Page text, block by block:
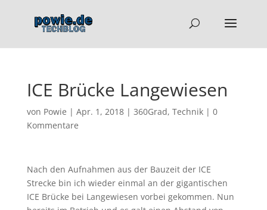
ICE Brücke Langewiesen
von Powie | Apr. 1, 2018| 360Grad, Technik| 0
Kommentare
Nach den Aufnahmen aus der Bauzeit der ICE
Strecke bin ich wieder einmal an der gigantischen
ICE Brücke bei Langewiesen vorbei gekommen. Nun